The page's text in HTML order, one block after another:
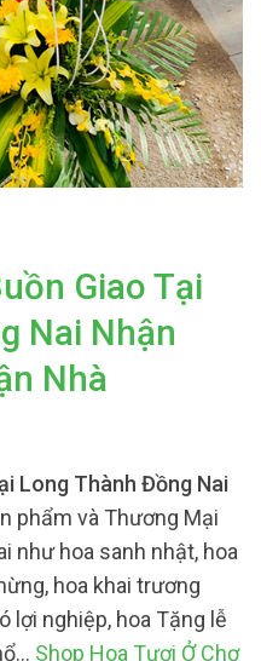
Giao Tại
Nai Nhận
Nhà
Long Thành Đồng Nai
phẩm và Thương Mại
như hoa sanh nhật, hoa
hoa khai trương
lợi nghiệp, hoa Tặng lễ
Shop Hoa Tươi Ở Chợ